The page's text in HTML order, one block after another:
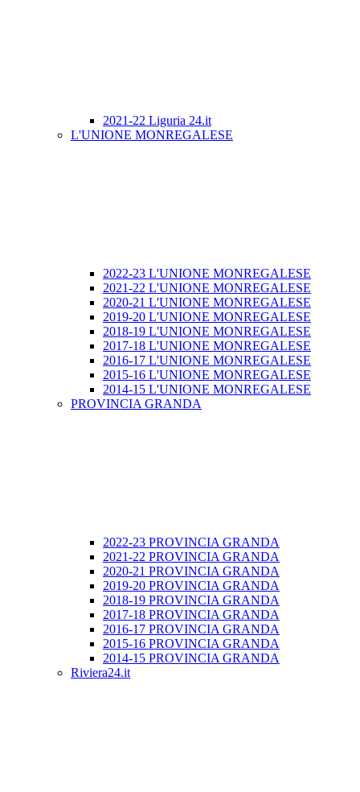
2021-22 Liguria 24.it
L'UNIONE MONREGALESE
2022-23 L'UNIONE MONREGALESE
2021-22 L'UNIONE MONREGALESE
2020-21 L'UNIONE MONREGALESE
2019-20 L'UNIONE MONREGALESE
2018-19 L'UNIONE MONREGALESE
2017-18 L'UNIONE MONREGALESE
2016-17 L'UNIONE MONREGALESE
2015-16 L'UNIONE MONREGALESE
2014-15 L'UNIONE MONREGALESE
PROVINCIA GRANDA
2022-23 PROVINCIA GRANDA
2021-22 PROVINCIA GRANDA
2020-21 PROVINCIA GRANDA
2019-20 PROVINCIA GRANDA
2018-19 PROVINCIA GRANDA
2017-18 PROVINCIA GRANDA
2016-17 PROVINCIA GRANDA
2015-16 PROVINCIA GRANDA
2014-15 PROVINCIA GRANDA
Riviera24.it